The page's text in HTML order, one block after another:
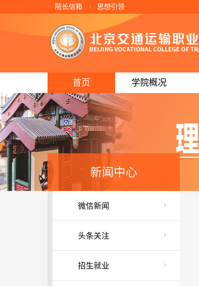
院长信箱 思想引领
首页 学院概况
新闻中心
微信新闻
头条关注
招生就业